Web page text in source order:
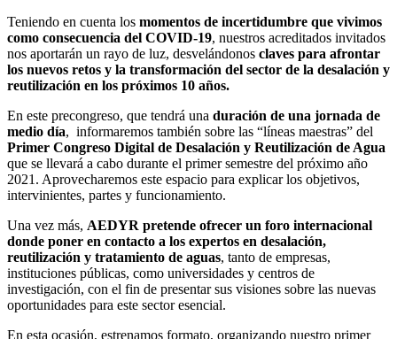
Teniendo en cuenta los momentos de incertidumbre que vivimos
como consecuencia del COVID-19, nuestros acreditados invitados
nos aportarán un rayo de luz, desvelándonos claves para afrontar
los nuevos retos y la transformación del sector de la desalación y
reutilización en los próximos 10 años.
En este precongreso, que tendrá una duración de una jornada de
medio día, informaremos también sobre las “líneas maestras” del
Primer Congreso Digital de Desalación y Reutilización de Agua
que se llevará a cabo durante el primer semestre del próximo año
2021. Aprovecharemos este espacio para explicar los objetivos,
intervinientes, partes y funcionamiento.
Una vez más, AEDYR pretende ofrecer un foro internacional
donde poner en contacto a los expertos en desalación,
reutilización y tratamiento de aguas, tanto de empresas,
instituciones públicas, como universidades y centros de
investigación, con el fin de presentar sus visiones sobre las nuevas
oportunidades para este sector esencial.
En esta ocasión, estrenamos formato, organizando nuestro primer